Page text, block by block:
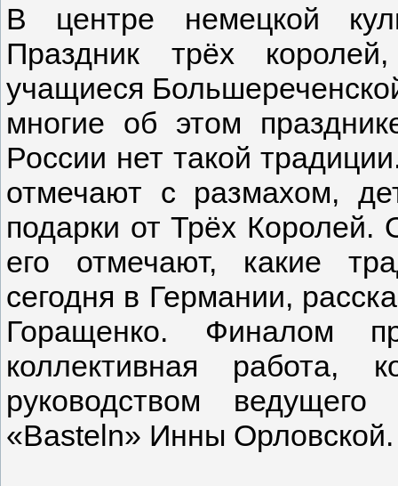
В центре немецкой
Праздник трёх
учащиеся
многие об этом
России нет такой
отмечают с размахом,
подарки от Трёх Королей.
его отмечают, какие
сегодня в Германии,
Горащенко. Финалом
коллективная работа,
руководством ведущего
«Basteln» Инны Орловской.